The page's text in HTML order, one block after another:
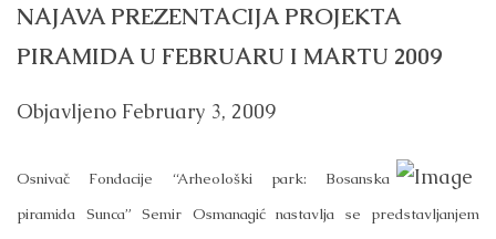
NAJAVA PREZENTACIJA PROJEKTA
PIRAMIDA U FEBRUARU I MARTU 2009
Objavljeno February 3, 2009
Osnivač Fondacije “Arheološki park: Bosanska
piramida Sunca” Semir Osmanagić nastavlja se predstavljanjem